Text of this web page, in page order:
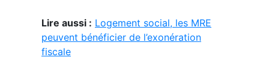
Lire aussi : Logement social, les MRE
peuvent bénéficier de l’exonération
fiscale